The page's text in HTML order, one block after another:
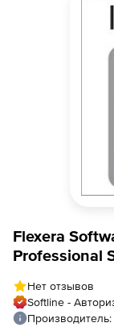
Flexera
Professional
Maintenance
Нет отзывов
Softline -
Производитель: